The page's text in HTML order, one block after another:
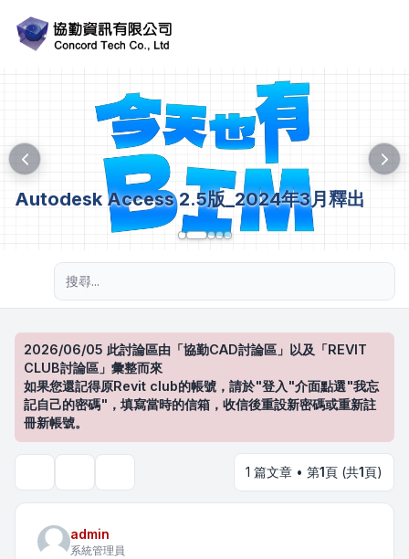
Autodesk Access 2.5版_2024年3月釋出
2026/06/05 此討論區由「協勤CAD討論區」以及「REVIT
CLUB討論區」彙整而來
如果您還記得原Revit club的帳號，請於"登入"介面點選"我忘
記自己的密碼"，填寫當時的信箱，收信後重設新密碼或重新註
冊新帳號。
1 篇文章 • 第1頁 (共1頁)
admin
系統管理員